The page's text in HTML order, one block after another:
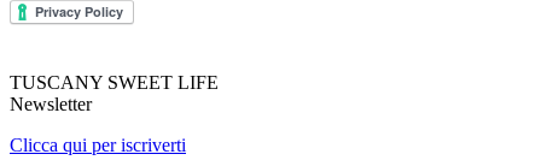
TUSCANY SWEET LIFE
Newsletter
Clicca qui per iscriverti